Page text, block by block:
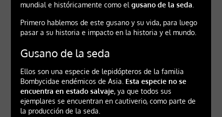
mundial e históricamente como el gusano de la seda
Primero hablemos de este gusano y su vida, para luego
pasar a su historia e impacto en la historia y el mundo.
Gusano de la seda
Ellos son una especie de lepidópteros de la familia
Bombycidae endémicos de Asia. Esta especie no se
encuentra en estado salvaje, ya que todos sus
ejemplares se encuentran en cautiverio, como parte de
la producción de la seda.